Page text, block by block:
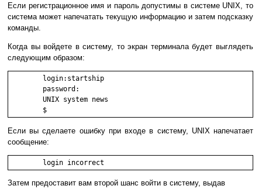
Если регистрационное имя и пароль допустимы в системе UNIX, то
система может напечатать текущую информацию и затем подсказку
команды.
Когда вы войдете в систему, то экран терминала будет выглядеть
следующим образом:
        password:
        UNIX system news
        $
Если вы сделаете ошибку при входе в систему, UNIX напечатает
сообщение:
	login incorrect
Затем предоставит вам второй шанс войти в систему, выдав